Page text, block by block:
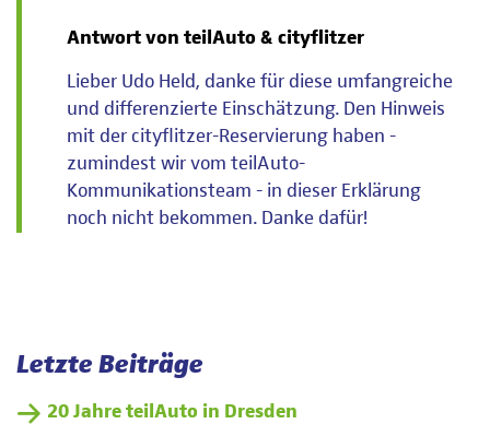
Antwort von teilAuto & cityflitzer
Lieber Udo Held, danke für diese umfangreiche
und differenzierte Einschätzung. Den Hinweis
mit der cityflitzer-Reservierung haben -
zumindest wir vom teilAuto-
Kommunikationsteam - in dieser Erklärung
noch nicht bekommen. Danke dafür!
Letzte Beiträge
20 Jahre teilAuto in Dresden